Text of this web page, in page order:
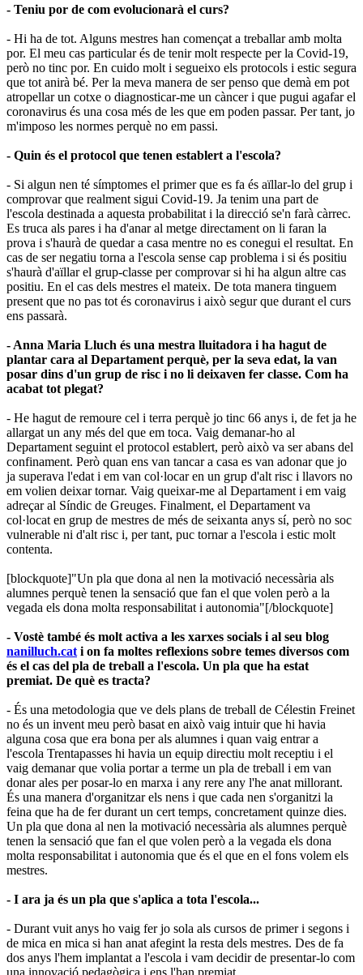
- Teniu por de com evolucionarà el curs?
- Hi ha de tot. Alguns mestres han començat a treballar amb molta
por. El meu cas particular és de tenir molt respecte per la Covid-19,
però no tinc por. En cuido molt i segueixo els protocols i estic segura
que tot anirà bé. Per la meva manera de ser penso que demà em pot
atropellar un cotxe o diagnosticar-me un càncer i que pugui agafar el
coronavirus és una cosa més de les que em poden passar. Per tant, jo
m'imposo les normes perquè no em passi.
- Quin és el protocol que tenen establert a l'escola?
- Si algun nen té símptomes el primer que es fa és aïllar-lo del grup i
comprovar que realment sigui Covid-19. Ja tenim una part de
l'escola destinada a aquesta probabilitat i la direcció se'n farà càrrec.
Es truca als pares i ha d'anar al metge directament on li faran la
prova i s'haurà de quedar a casa mentre no es conegui el resultat. En
cas de ser negatiu torna a l'escola sense cap problema i si és positiu
s'haurà d'aïllar el grup-classe per comprovar si hi ha algun altre cas
positiu. En el cas dels mestres el mateix. De tota manera tinguem
present que no pas tot és coronavirus i això segur que durant el curs
ens passarà.
- Anna Maria Lluch és una mestra lluitadora i ha hagut de
plantar cara al Departament perquè, per la seva edat, la van
posar dins d'un grup de risc i no li deixaven fer classe. Com ha
acabat tot plegat?
- He hagut de remoure cel i terra perquè jo tinc 66 anys i, de fet ja he
allargat un any més del que em toca. Vaig demanar-ho al
Departament seguint el protocol establert, però això va ser abans del
confinament. Però quan ens van tancar a casa es van adonar que jo
ja superava l'edat i em van col·locar en un grup d'alt risc i llavors no
em volien deixar tornar. Vaig queixar-me al Departament i em vaig
adreçar al Síndic de Greuges. Finalment, el Departament va
col·locat en grup de mestres de més de seixanta anys sí, però no soc
vulnerable ni d'alt risc i, per tant, puc tornar a l'escola i estic molt
contenta.
[blockquote]"Un pla que dona al nen la motivació necessària als
alumnes perquè tenen la sensació que fan el que volen però a la
vegada els dona molta responsabilitat i autonomia"[/blockquote]
- Vostè també és molt activa a les xarxes socials i al seu blog
nanilluch.cat i on fa moltes reflexions sobre temes diversos com
és el cas del pla de treball a l'escola. Un pla que ha estat
premiat. De què es tracta?
- És una metodologia que ve dels plans de treball de Célestin Freinet
no és un invent meu però basat en això vaig intuir que hi havia
alguna cosa que era bona per als alumnes i quan vaig entrar a
l'escola Trentapasses hi havia un equip directiu molt receptiu i el
vaig demanar que volia portar a terme un pla de treball i em van
donar ales per posar-lo en marxa i any rere any l'he anat millorant.
És una manera d'organitzar els nens i que cada nen s'organitzi la
feina que ha de fer durant un cert temps, concretament quinze dies.
Un pla que dona al nen la motivació necessària als alumnes perquè
tenen la sensació que fan el que volen però a la vegada els dona
molta responsabilitat i autonomia que és el que en el fons volem els
mestres.
- I ara ja és un pla que s'aplica a tota l'escola...
- Durant vuit anys ho vaig fer jo sola als cursos de primer i segons i
de mica en mica si han anat afegint la resta dels mestres. Des de fa
dos anys l'hem implantat a l'escola i vam decidir de presentar-lo com
una innovació pedagògica i ens l'han premiat.